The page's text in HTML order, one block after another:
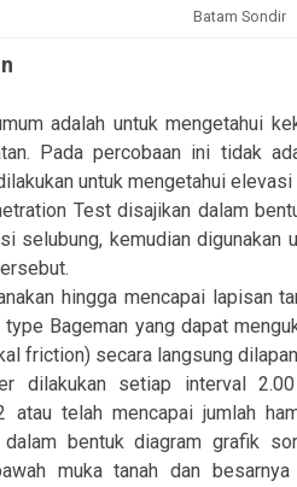
Batam Sondir
adalah untuk mengetahui
Pada percobaan ini tidak
untuk mengetahui
Test disajikan dalam
selubung, kemudian digunakan
hingga mencapai lapisan
Bageman yang dapat
friction) secara langsung
dilakukan setiap interval
atau telah mencapai jumlah
bentuk diagram grafik
muka tanah dan